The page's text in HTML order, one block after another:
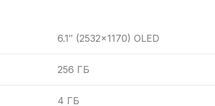
6.1″ (2532×1170) OLED
256 ГБ
4 ГБ